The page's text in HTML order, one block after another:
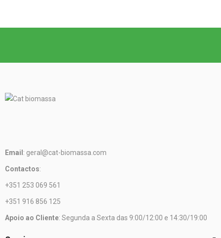
Email : geral@cat-biomassa.com
Contactos:
+351 253 069 561
+351 916 856 125
Apoio ao Cliente: Segunda a Sexta das 9:00/12:00 e 14:30/19:00